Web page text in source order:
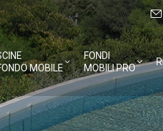
MOBILE
FONDI
MOBILI PRO